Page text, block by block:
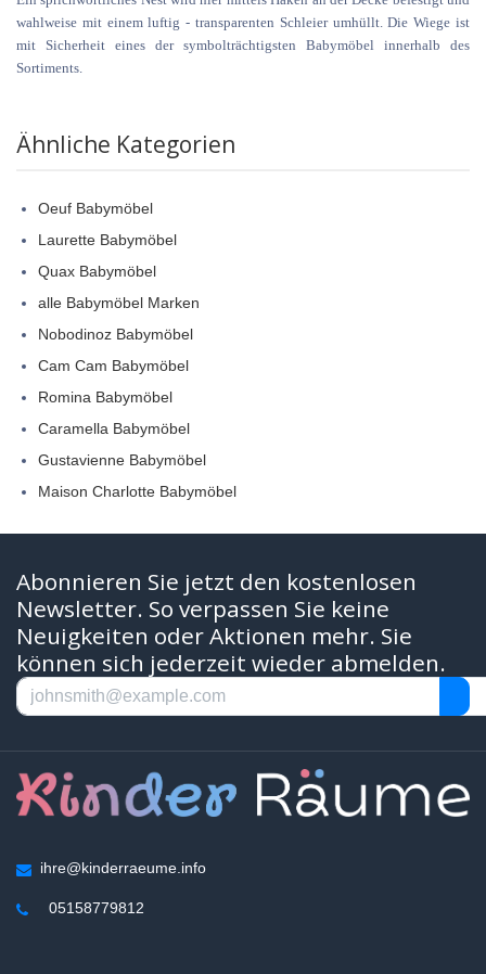
wahlweise mit einem luftig - transparenten Schleier umhüllt. Die Wiege ist
mit Sicherheit eines der symbolträchtigsten Babymöbel innerhalb des
Sortiments.
Ähnliche Kategorien
Oeuf Babymöbel
Laurette Babymöbel
Quax Babymöbel
alle Babymöbel Marken
Nobodinoz Babymöbel
Cam Cam Babymöbel
Romina Babymöbel
Caramella Babymöbel
Gustavienne Babymöbel
Maison Charlotte Babymöbel
Abonnieren Sie jetzt den kostenlosen
Newsletter. So verpassen Sie keine
Neuigkeiten oder Aktionen mehr. Sie
können sich jederzeit wieder abmelden.
ihre@kinderraeume.info
05158779812